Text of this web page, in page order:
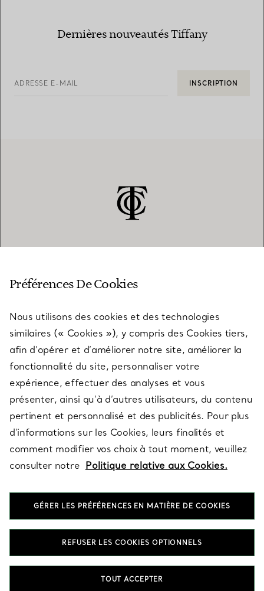
Dernières nouveautés Tiffany
ADRESSE E-MAIL INSCRIPTION
SERVICES
À PROPOS
QUESTIONS LÉGALES
SUIVEZ-NOUS
T&Co. 2026
Préférences De Cookies
Nous utilisons des cookies et des technologies
similaires (« Cookies »), y compris des Cookies tiers,
afin d’opérer et d’améliorer notre site, améliorer la
fonctionnalité du site, personnaliser votre
expérience, effectuer des analyses et vous
présenter, ainsi qu’à d’autres utilisateurs, du contenu
pertinent et personnalisé et des publicités. Pour plus
d’informations sur les Cookies, leurs finalités et
comment modifier vos choix à tout moment, veuillez
consulter notre Politique relative aux Cookies.
GÉRER LES PRÉFÉRENCES EN MATIÈRE DE COOKIES
REFUSER LES COOKIES OPTIONNELS
TOUT ACCEPTER